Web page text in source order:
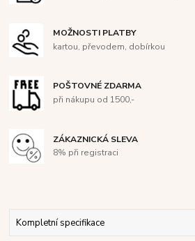
MOŽNOSTI PLATBY
kartou, převodem, dobírkou
POŠTOVNÉ ZDARMA
při nákupu od 1500,-
ZÁKAZNICKÁ SLEVA
8% při registraci
Kompletní specifikace